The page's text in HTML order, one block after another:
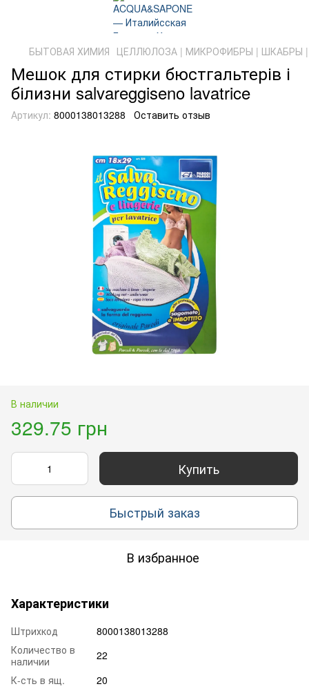
БЫТОВАЯ ХИМИЯ ЦЕЛЛЮЛОЗА | МИКРОФИБРЫ | ШКАБРЫ |
Мешок для стирки бюстгальтерів і
білизни salvareggiseno lavatrice
Артикул: 8000138013288 Оставить отзыв
В наличии
329.75 грн
Купить
Быстрый заказ
В избранное
Характеристики
Штрихкод
8000138013288
Количество в
наличии
22
К-сть в ящ.
20